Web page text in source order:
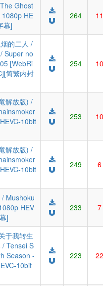
Ghost
HE
幕]
264 11
的二人 /
Super no
[WebRi
简繁内封
254 10
解放版) /
10bit
253 10
解放版) /
10bit
249 6
Mushoku
HEV
]
233 7
于我转生
/ Tensei S
Season -
10bit
223 22